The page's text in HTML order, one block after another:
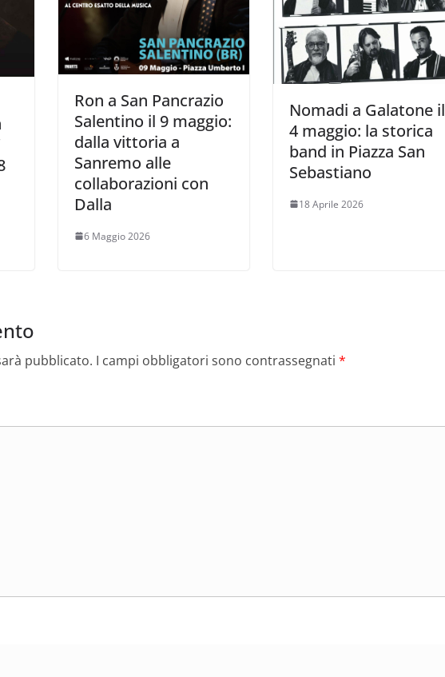
Ron a San Pancrazio
Salentino il 9 maggio:
dalla vittoria a
Sanremo alle
collaborazioni con
Dalla
6 Maggio 2026
Nomadi a Galatone il
4 maggio: la storica
band in Piazza San
Sebastiano
18 Aprile 2026
pubblicato. I campi obbligatori sono contrassegnati *